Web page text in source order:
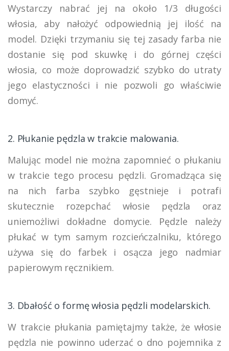
Wystarczy nabrać jej na około 1/3 długości
włosia, aby nałożyć odpowiednią jej ilość na
model. Dzięki trzymaniu się tej zasady farba nie
dostanie się pod skuwkę i do górnej części
włosia, co może doprowadzić szybko do utraty
jego elastyczności i nie pozwoli go właściwie
domyć.
2. Płukanie pędzla w trakcie malowania.
Malując model nie można zapomnieć o płukaniu
w trakcie tego procesu pędzli. Gromadząca się
na nich farba szybko gęstnieje i potrafi
skutecznie rozepchać włosie pędzla oraz
uniemożliwi dokładne domycie. Pędzle należy
płukać w tym samym rozcieńczalniku, którego
używa się do farbek i osącza jego nadmiar
papierowym ręcznikiem.
3. Dbałość o formę włosia pędzli modelarskich.
W trakcie płukania pamiętajmy także, że włosie
pędzla nie powinno uderzać o dno pojemnika z